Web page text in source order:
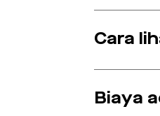
Cara
Biaya